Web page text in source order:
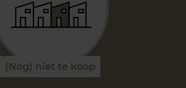
(Nog) niet te koop